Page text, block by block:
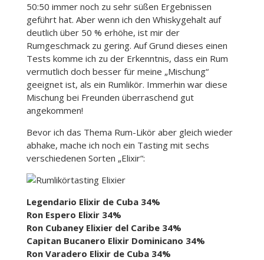
50:50 immer noch zu sehr süßen Ergebnissen
geführt hat. Aber wenn ich den Whiskygehalt auf
deutlich über 50 % erhöhe, ist mir der
Rumgeschmack zu gering. Auf Grund dieses einen
Tests komme ich zu der Erkenntnis, dass ein Rum
vermutlich doch besser für meine „Mischung“
geeignet ist, als ein Rumlikör. Immerhin war diese
Mischung bei Freunden überraschend gut
angekommen!
Bevor ich das Thema Rum-Likör aber gleich wieder
abhake, mache ich noch ein Tasting mit sechs
verschiedenen Sorten „Elixir“:
Legendario Elixir de Cuba 34%
Ron Espero Elixir 34%
Ron Cubaney Elixier del Caribe 34%
Capitan Bucanero Elixir Dominicano 34%
Ron Varadero Elixir de Cuba 34%